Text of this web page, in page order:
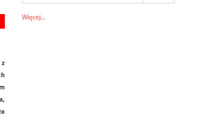
Więcej...